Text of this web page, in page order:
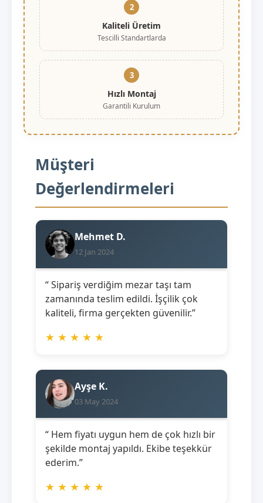
2
Kaliteli Üretim
Tescilli Standartlarda
3
Hızlı Montaj
Garantili Kurulum
Müşteri
Değerlendirmeleri
Mehmet D.
12 Jan 2024
“ Sipariş verdiğim mezar taşı tam
zamanında teslim edildi. İşçilik çok
kaliteli, firma gerçekten güvenilir.”
★ ★ ★ ★ ★
Ayşe K.
03 May 2024
“ Hem fiyatı uygun hem de çok hızlı bir
şekilde montaj yapıldı. Ekibe teşekkür
ederim.”
★ ★ ★ ★ ★